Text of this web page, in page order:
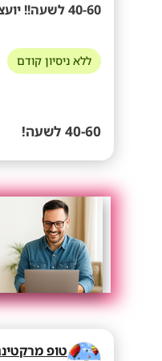
40-60 לשעה!! יועצי/ות מכירה!
ללא ניסיון קודם
40-60 לשעה!